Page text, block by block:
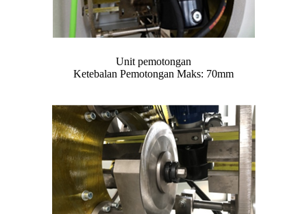
Unit pemotongan
Ketebalan Pemotongan Maks: 70mm